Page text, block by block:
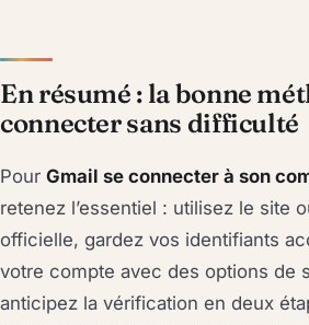
En résumé : la bonne
connecter sans difficulté
Pour Gmail se connecter à son
retenez l’essentiel : utilisez le site
officielle, gardez vos identifiants
votre compte avec des options de
anticipez la vérification en deux